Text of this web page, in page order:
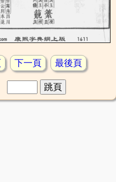
下一頁 最後頁